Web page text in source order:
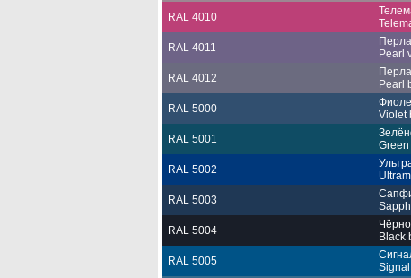
RAL 4010
RAL 4011
Pearl
RAL 4012
Pearl
RAL 5000
Violet
RAL 5001
RAL 5002
RAL 5003
RAL 5004
Black
RAL 5005